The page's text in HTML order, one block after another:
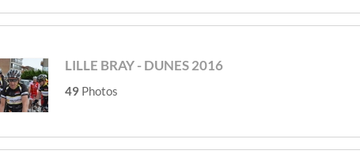
LILLE BRAY - DUNES 2016
49 Photos